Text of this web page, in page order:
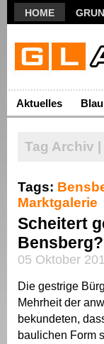
HOME
Aktuelles
Tag Archiv |
Tags:
Marktgalerie
Scheitert
Bensberg?
05 Oktober
Die gestrige
Mehrheit der
bekundeten,
baulichen Form